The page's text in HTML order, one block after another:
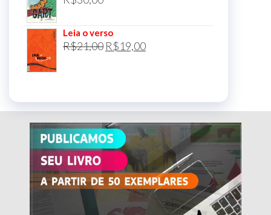
Leia o verso
R$21,00 O
R$19,00O